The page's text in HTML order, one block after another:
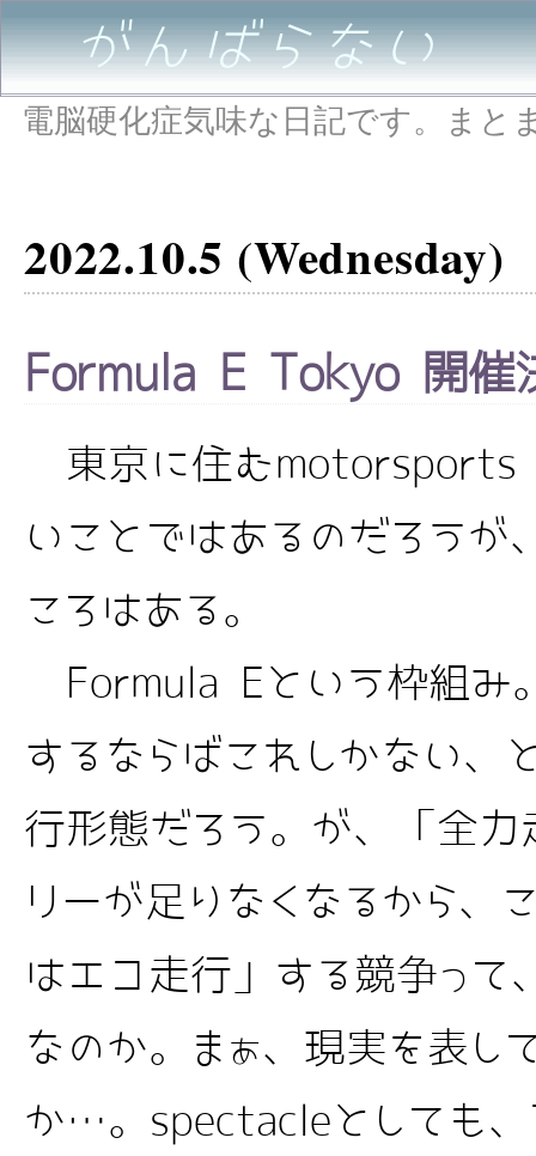
がんばらない
電脳硬化症気味な日記です。まと
2022.10.5 (Wednesday)
Formula E Tokyo 開催
東京に住むmotorsports
いことではあるのだろう
ころはある。
Formula Eという枠組み
するならばこれしかない、
行形態だろう。が、「全力
リーが足りなくなるから、
はエコ走行」する競争って
なのか。まぁ、現実を表し
か…。spectacleとしても